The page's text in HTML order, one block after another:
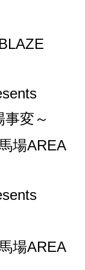
BLAZE
変～
場AREA
場AREA